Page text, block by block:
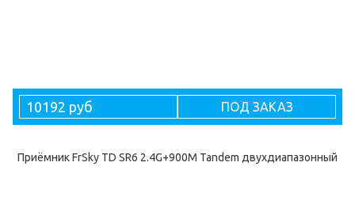
10192 руб ПОД ЗАКАЗ
Приёмник FrSky TD SR6 2.4G+900M Tandem двухдиапазонный